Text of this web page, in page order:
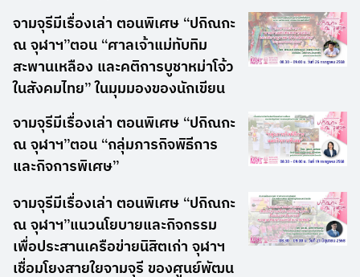
จามจุรีมีเรื่องเล่า ตอนพิเศษ “ปกิณกะ
ณ จุฬาฯ”ตอน “ศาลเจ้าแม่ทับทิม
สะพานเหลือง และคติการบูชาหม่าโจ้ว
ในสังคมไทย” ในมุมมองของนักเขียน
จามจุรีมีเรื่องเล่า ตอนพิเศษ “ปกิณกะ
ณ จุฬาฯ”ตอน “กลุ่มภารกิจพิธีการ
และกิจการพิเศษ”
จามจุรีมีเรื่องเล่า ตอนพิเศษ “ปกิณกะ
ณ จุฬาฯ”แนวนโยบายและกิจกรรม
เพื่อประสานเครือข่ายนิสิตเก่า จุฬาฯ
เชื่อมโยงสายใยจามจุรี ของศูนย์พัฒน